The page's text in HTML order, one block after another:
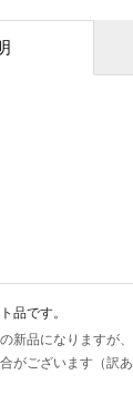
品です。
新品になりますが
がございます（訳あ